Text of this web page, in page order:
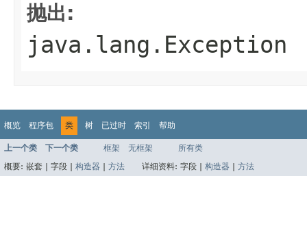
抛出:
java.lang.Exception
概览 程序包 类 树 已过时 索引 帮助
上一个类 下一个类 框架 无框架
所有类
概要: 嵌套 | 字段 | 构造器 方法 详细资料: 字段 | 构造器 方法